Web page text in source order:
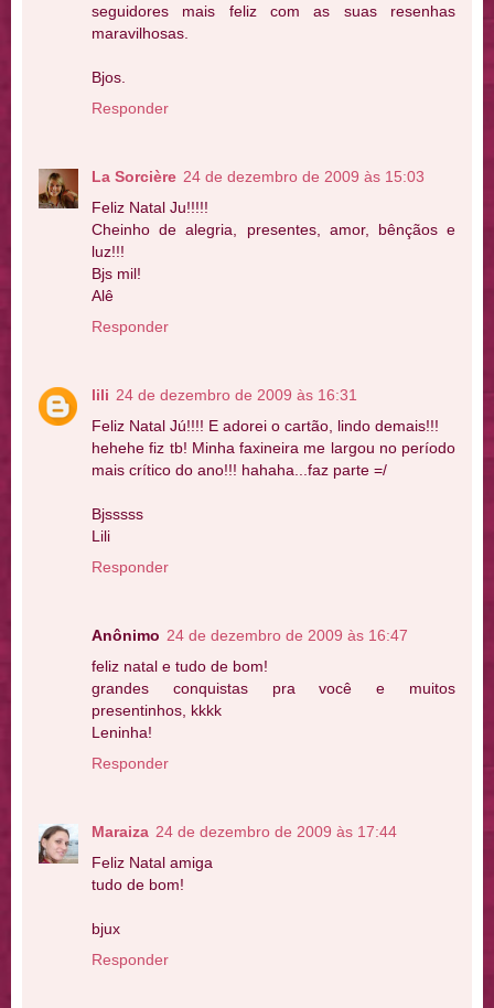
seguidores mais feliz com as suas resenhas
maravilhosas.
Bjos.
Responder
La Sorcière 24 de dezembro de 2009 às 15:03
Feliz Natal Ju!!!!!
Cheinho de alegria, presentes, amor, bênçãos e
luz!!!
Bjs mil!
Alê
Responder
lili 24 de dezembro de 2009 às 16:31
Feliz Natal Jú!!!! E adorei o cartão, lindo demais!!!
hehehe fiz tb! Minha faxineira me largou no período
mais crítico do ano!!! hahaha...faz parte =/
Bjsssss
Lili
Responder
Anônimo 24 de dezembro de 2009 às 16:47
feliz natal e tudo de bom!
grandes conquistas pra você e muitos
presentinhos, kkkk
Leninha!
Responder
Maraiza 24 de dezembro de 2009 às 17:44
Feliz Natal amiga
tudo de bom!
bjux
Responder